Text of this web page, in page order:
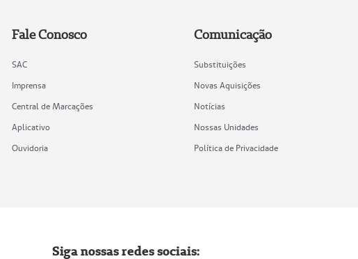
Fale Conosco
SAC
Imprensa
Central de Marcações
Aplicativo
Ouvidoria
Comunicação
Substituições
Novas Aquisições
Notícias
Nossas Unidades
Política de Privacidade
Siga nossas redes sociais: